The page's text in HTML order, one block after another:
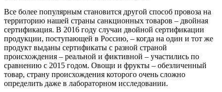
Все более популярным становится другой способ провоза на
территорию нашей страны санкционных товаров – двойная
сертификация. В 2016 году случаи двойной сертификации
продукции, поступающей в Россию, – когда на один и тот же
продукт выданы сертификаты с разной страной
происхождения – реальной и фиктивной – участились по
сравнению с 2015 годом. Овощи и фрукты – обезличенный
товар, страну происхождения которого очень сложно
определить даже в лабораторном исследовании.